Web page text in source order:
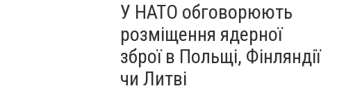
У НАТО обговорюють
розміщення ядерної
зброї в Польщі, Фінляндії
чи Литві